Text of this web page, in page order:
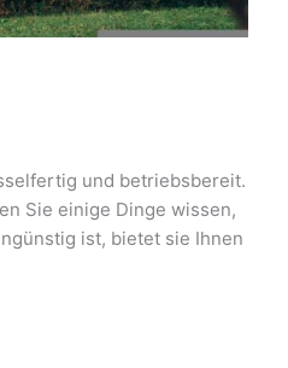
und betriebsbereit.
Sie einige Dinge wissen,
ist, bietet sie Ihnen